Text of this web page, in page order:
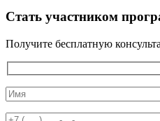
Стать участником
Получите бесплатную